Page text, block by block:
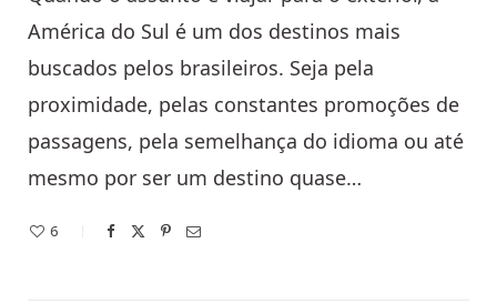
América do Sul é um dos destinos mais
buscados pelos brasileiros. Seja pela
proximidade, pelas constantes promoções de
passagens, pela semelhança do idioma ou até
mesmo por ser um destino quase…
6